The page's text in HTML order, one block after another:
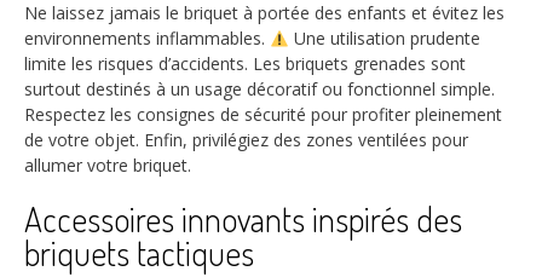
Ne laissez jamais le briquet à portée des enfants et évitez les
environnements inflammables.
Une utilisation prudente
limite les risques d’accidents. Les briquets grenades sont
surtout destinés à un usage décoratif ou fonctionnel simple.
Respectez les consignes de sécurité pour profiter pleinement
de votre objet. Enfin, privilégiez des zones ventilées pour
allumer votre briquet.
Accessoires innovants inspirés des
briquets tactiques